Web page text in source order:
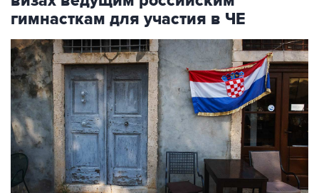
Фото: Jay L Clendenin/Getty Images